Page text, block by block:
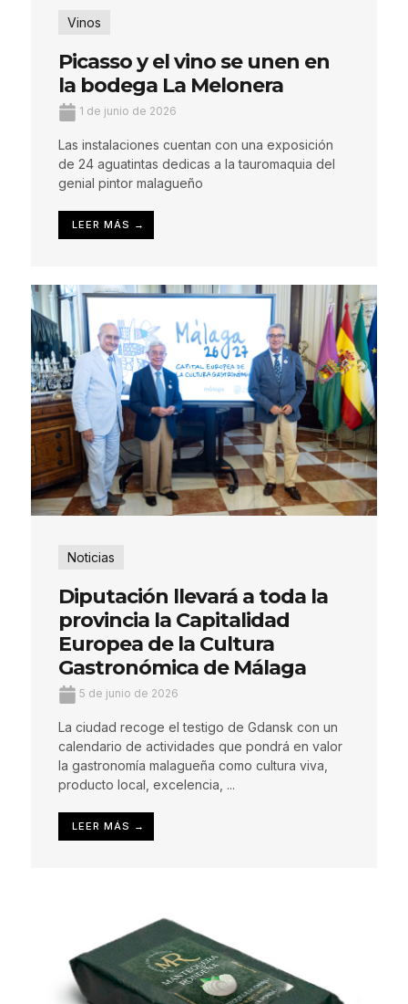
Vinos
Picasso y el vino se unen en
la bodega La Melonera
1 de junio de 2026
Las instalaciones cuentan con una exposición
de 24 aguatintas dedicas a la tauromaquia del
genial pintor malagueño
LEER MÁS →
Noticias
Diputación llevará a toda la
provincia la Capitalidad
Europea de la Cultura
Gastronómica de Málaga
5 de junio de 2026
La ciudad recoge el testigo de Gdansk con un
calendario de actividades que pondrá en valor
la gastronomía malagueña como cultura viva,
producto local, excelencia, ...
LEER MÁS →